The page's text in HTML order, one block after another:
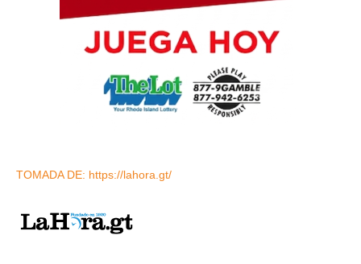
TOMADA DE: https://lahora.gt/